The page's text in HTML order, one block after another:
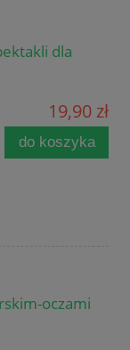
dla
19,90 zł
do koszyka
oczami